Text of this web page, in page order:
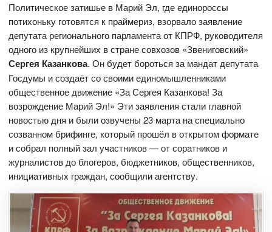
Политическое затишье в Марий Эл, где единороссы
потихоньку готовятся к праймериз, взорвало заявление
депутата регионального парламента от КПРФ, руководителя
одного из крупнейших в стране совхозов «Звениговский»
Сергея Казанкова. Он будет бороться за мандат депутата
Госдумы и создаёт со своими единомышленниками
общественное движение «За Сергея Казанкова! За
возрождение Марий Эл!» Эти заявления стали главной
новостью дня и были озвучены 23 марта на специально
созванном брифинге, который прошёл в открытом формате
и собрал полный зал участников — от соратников и
журналистов до блогеров, бюджетников, общественников,
инициативных граждан, сообщили агентству.